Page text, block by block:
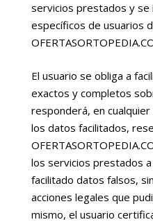
servicios prestados y se
específicos de usuarios
El usuario se obliga a
exactos y completos
responderá, en
los datos facilitados,
los servicios prestados
facilitado datos falsos,
acciones legales que
mismo, el usuario